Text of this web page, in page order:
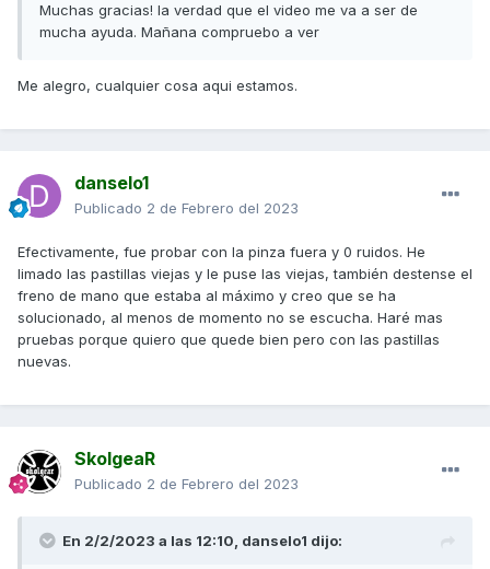
Muchas gracias! la verdad que el video me va a ser de
mucha ayuda. Mañana compruebo a ver
Me alegro, cualquier cosa aqui estamos.
danselo1
Publicado 2 de Febrero del 2023
Efectivamente, fue probar con la pinza fuera y 0 ruidos. He
limado las pastillas viejas y le puse las viejas, también destense el
freno de mano que estaba al máximo y creo que se ha
solucionado, al menos de momento no se escucha. Haré mas
pruebas porque quiero que quede bien pero con las pastillas
nuevas.
SkolgeaR
Publicado 2 de Febrero del 2023
En 2/2/2023 a las 12:10, danselo1 dijo: